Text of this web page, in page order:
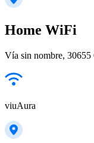
Home WiFi
Vía sin nombre,
viuAura